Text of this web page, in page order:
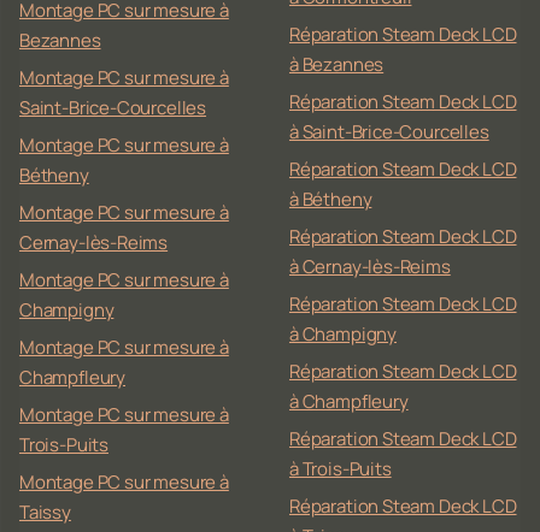
Montage PC sur mesure à
Bezannes
Montage PC sur mesure à
Saint-Brice-Courcelles
Montage PC sur mesure à
Bétheny
Montage PC sur mesure à
Cernay-lès-Reims
Montage PC sur mesure à
Champigny
Montage PC sur mesure à
Champfleury
Montage PC sur mesure à
Trois-Puits
Montage PC sur mesure à
Taissy
Réparation Steam Deck LCD
à Bezannes
Réparation Steam Deck LCD
à Saint-Brice-Courcelles
Réparation Steam Deck LCD
à Bétheny
Réparation Steam Deck LCD
à Cernay-lès-Reims
Réparation Steam Deck LCD
à Champigny
Réparation Steam Deck LCD
à Champfleury
Réparation Steam Deck LCD
à Trois-Puits
Réparation Steam Deck LCD